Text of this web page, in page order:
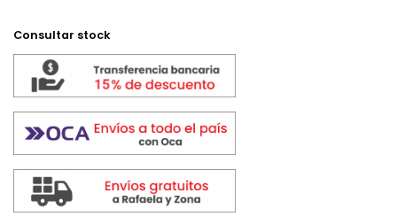
Consultar stock